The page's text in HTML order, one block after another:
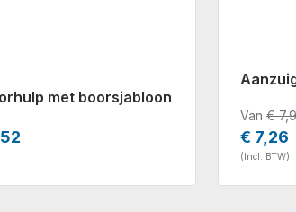
met boorsjabloon
Van €
€ 7,26
(Incl. BTW)